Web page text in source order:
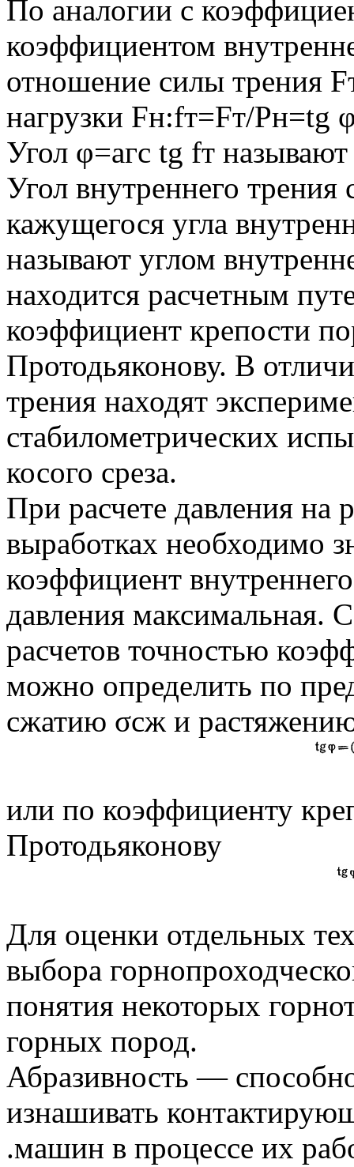
По аналогии с
коэффициентом
отношение силы трения
нагрузки Fн:fт=Fт/Pн=tg
Угол φ=агс tg fт
Угол внутреннего трения
кажущегося угла
называют углом
находится расчетным
коэффициент крепости
Протодьяконову. В
трения находят
стабилометрических
косого среза.
При расчете давления
выработках необходимо
коэффициент
давления максимальная.
расчетов точностью
можно определить по
сжатию σсж и
или по коэффициенту
Протодьяконову
Для оценки отдельных
выбора
понятия некоторых
горных пород.
Абразивность —
изнашивать
.машин в процессе их